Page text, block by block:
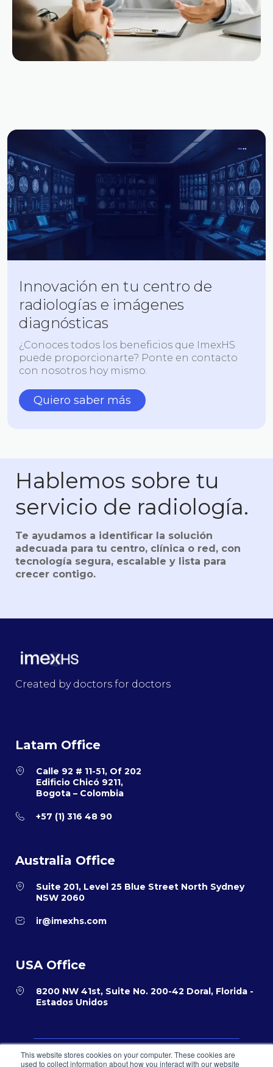
This website stores cookies on your computer. These cookies are
used to collect information about how you interact with our website
Innovación en tu centro de
radiologías e imágenes
diagnósticas
¿Conoces todos los beneficios que ImexHS
puede proporcionarte? Ponte en contacto
con nosotros hoy mismo.
Quiero saber más
Hablemos sobre tu
servicio de radiología.
Te ayudamos a identificar la solución
adecuada para tu centro, clínica o red, con
tecnología segura, escalable y lista para
crecer contigo.
Created by doctors for doctors
Latam Office
Calle 92 # 11-51, Of 202
Edificio Chicó 9211,
Bogota – Colombia
+57 (1) 316 48 90
Australia Office
Suite 201, Level 25 Blue Street North Sydney
NSW 2060
ir@imexhs.com
USA Office
8200 NW 41st, Suite No. 200-42 Doral, Florida -
Estados Unidos
Política de privacidad Términos y condiciones para el comercio